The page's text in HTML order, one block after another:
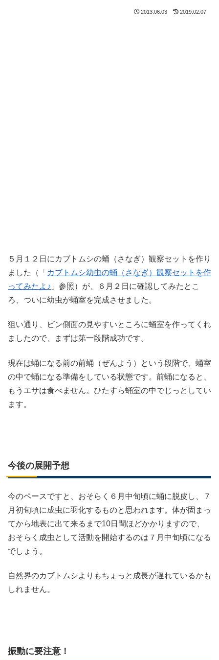
2013.06.03 2019.02.07
５月１２日にカブトムシの蛹（さなぎ）観察セットを作り
ました（「 カブトムシ幼虫の蛹（さなぎ）観察セットを作
ってみたよ♪ 」参照）が、６月２日に確認してみたとこ
ろ、ついに幼虫が蛹室を完成させました。
狙い通り、ビン側面の見やすいところに蛹室を作ってくれ
ましたので、まずは第一段階成功です。
現在は蛹になる前の前蛹（ぜんよう）という段階で、蛹室
の中で蛹になる準備をしている状態です。前蛹になると、
もうエサは食べません。ひたすら蛹室の中でじっとしてい
ます。
今後の展開予想
今のペースですと、おそらく６月中旬頃に蛹に脱皮し、７
月初旬頃に成虫に羽化するものと思われます。体が固まっ
てから地表に出て来るまで10日間ほどかかりますので、
おそらく成虫として活動を開始するのは７月中旬頃になる
でしょう。
自然界のカブトムシよりもちょっと成長が遅れているかも
しれません。
振動に要注意！